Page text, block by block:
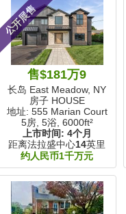
公开展售
售$181万9
长岛 East Meadow, NY
房子 HOUSE
地址: 555 Marian Court
5房, 5浴, 6000ft²
上市时间: 4个月
距离法拉盛中心14英里
约人民币1千万元